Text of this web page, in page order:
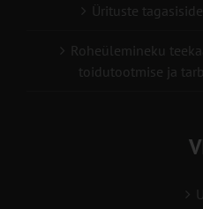
Ürituste
Roheülemineku
toidutootmise ja